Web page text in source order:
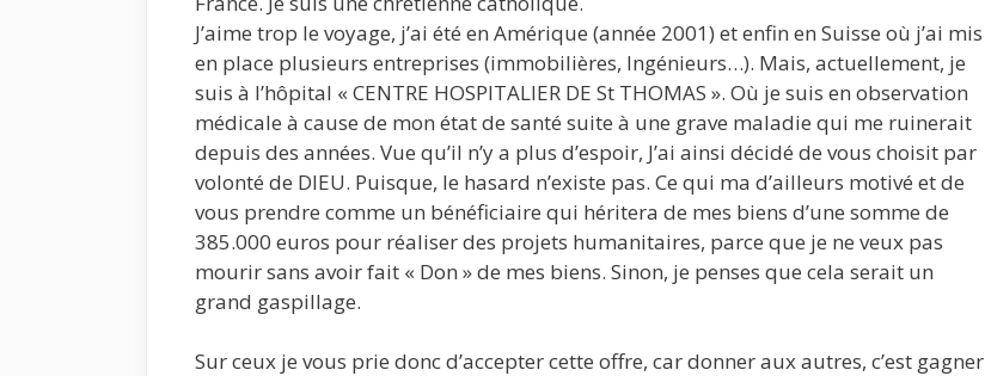
J’aime trop le voyage, j’ai été en Amérique (année 2001) et enfin en Suisse où j’ai mis
en place plusieurs entreprises (immobilières, Ingénieurs…). Mais, actuellement, je
suis à l’hôpital « CENTRE HOSPITALIER DE St THOMAS ». Où je suis en observation
médicale à cause de mon état de santé suite à une grave maladie qui me ruinerait
depuis des années. Vue qu’il n’y a plus d’espoir, J’ai ainsi décidé de vous choisit par
volonté de DIEU. Puisque, le hasard n’existe pas. Ce qui ma d’ailleurs motivé et de
vous prendre comme un bénéficiaire qui héritera de mes biens d’une somme de
385.000 euros pour réaliser des projets humanitaires, parce que je ne veux pas
mourir sans avoir fait « Don » de mes biens. Sinon, je penses que cela serait un
grand gaspillage.
Sur ceux je vous prie donc d’accepter cette offre, car donner aux autres, c’est gagner